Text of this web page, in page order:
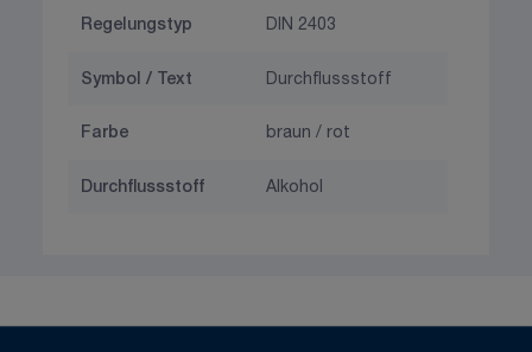
Regelungstyp DIN 2403
Symbol / Text Durchflussstoff
Farbe braun / rot
Durchflussstoff Alkohol